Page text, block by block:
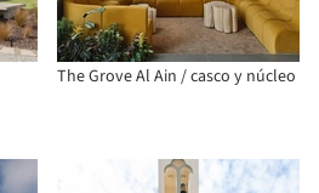
The Grove Al Ain / casco y núcleo